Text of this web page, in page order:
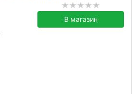
В магазин